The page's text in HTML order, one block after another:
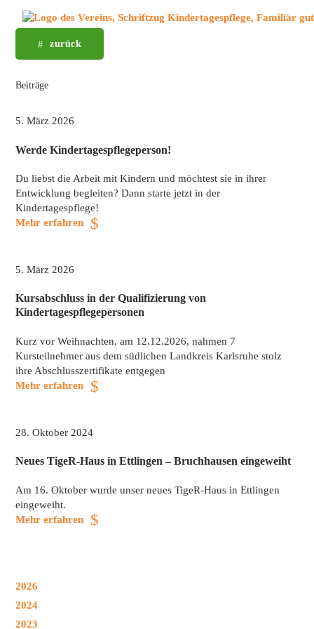
zurück
Beiträge
5. März 2026
Werde Kindertagespflegeperson!
Du liebst die Arbeit mit Kindern und möchtest sie in ihrer
Entwicklung begleiten? Dann starte jetzt in der
Kindertagespflege!
Mehr erfahren
5. März 2026
Kursabschluss in der Qualifizierung von
Kindertagespflegepersonen
Kurz vor Weihnachten, am 12.12.2026, nahmen 7
Kursteilnehmer aus dem südlichen Landkreis Karlsruhe stolz
ihre Abschlusszertifikate entgegen
Mehr erfahren
28. Oktober 2024
Neues TigeR-Haus in Ettlingen – Bruchhausen eingeweiht
Am 16. Oktober wurde unser neues TigeR-Haus in Ettlingen
eingeweiht.
Mehr erfahren
2026
2024
2023